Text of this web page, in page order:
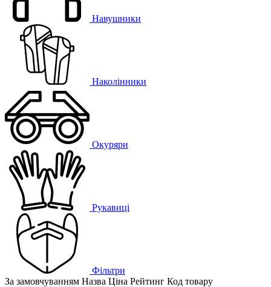
Навушники
Наколінники
Окуряри
Рукавиці
Фільтри
За замовчуванням Назва Ціна Рейтинг Код товару